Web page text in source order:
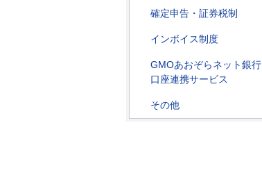
確定申告・証券税制
インボイス制度
GMOあおぞらネット銀行
口座連携サービス
その他